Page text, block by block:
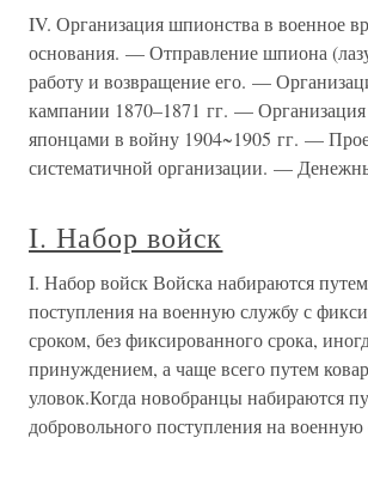
IV. Организация шпионства в военное
основания. — Отправление шпиона
работу и возвращение его. —
кампании 1870–1871 гг. —
японцами в войну 1904~1905 гг. —
систематичной организации. —
I. Набор войск
I. Набор войск Войска набираются
поступления на военную службу с
сроком, без фиксированного срока,
принуждением, а чаще всего путем
уловок.Когда новобранцы набираются
добровольного поступления на военную